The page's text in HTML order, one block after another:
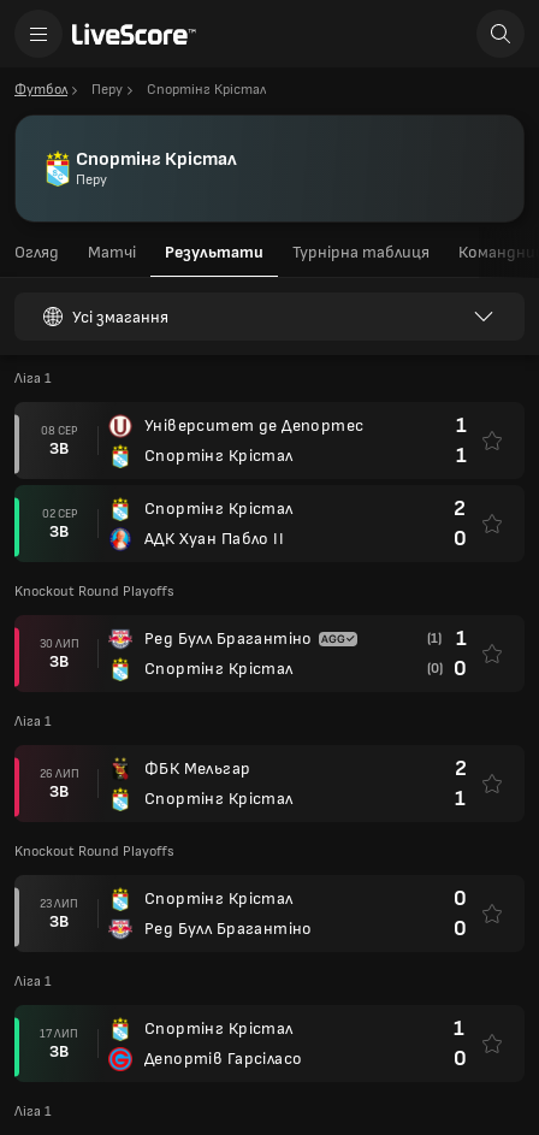
Футбол Перу Спортінг Крістал
Спортінг Крістал
Перу
Огляд Матчі Результати Турнірна таблиця
Усі змагання
Ліга 1
08 СЕР
ЗВ
Університет де Депортес
Спортінг Крістал
1
1
02 СЕР
ЗВ
Спортінг Крістал
АДК Хуан Пабло II
2
0
Knockout Round Playoffs
30 ЛИП
ЗВ
Ред Булл Брагантіно
Спортінг Крістал
(1) 1
(0) 0
Ліга 1
26 ЛИП
ЗВ
ФБК Мельгар
Спортінг Крістал
2
1
Knockout Round Playoffs
23 ЛИП
ЗВ
Спортінг Крістал
Ред Булл Брагантіно
0
0
Ліга 1
17 ЛИП
ЗВ
Спортінг Крістал
Депортів Гарсіласо
1
0
Ліга 1